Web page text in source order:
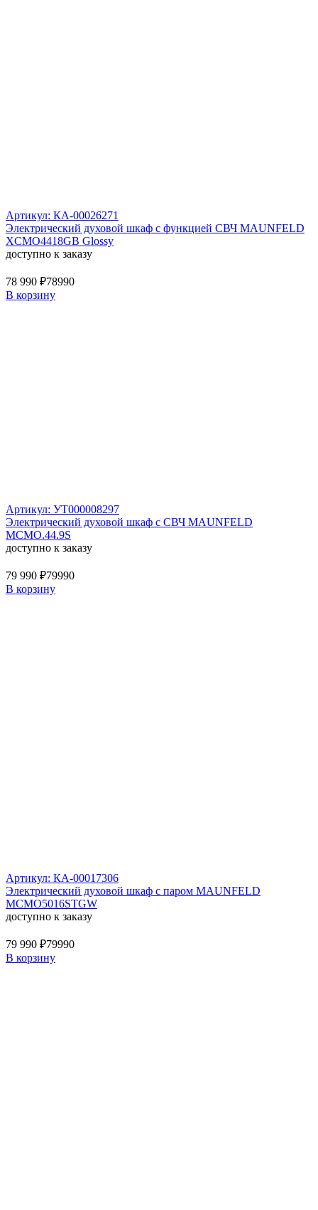
Артикул: КА-00026271
Электрический духовой шкаф с функцией СВЧ MAUNFELD
XCMO4418GB Glossy
доступно к заказу
78 990 ₽78990
В корзину
Артикул: УТ000008297
Электрический духовой шкаф с СВЧ MAUNFELD
MCMO.44.9S
доступно к заказу
79 990 ₽79990
В корзину
Артикул: КА-00017306
Электрический духовой шкаф с паром MAUNFELD
MCMO5016STGW
доступно к заказу
79 990 ₽79990
В корзину